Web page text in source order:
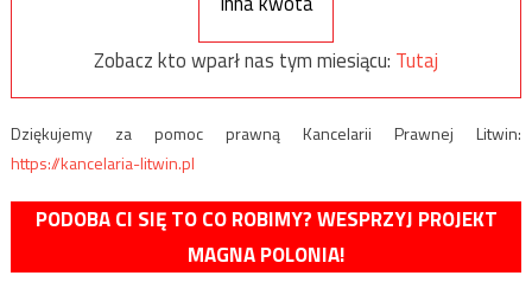
Zobacz kto wparł nas tym miesiącu: Tutaj
Dziękujemy za pomoc prawną Kancelarii Prawnej Litwin:
https://kancelaria-litwin.pl
PODOBA CI SIĘ TO CO ROBIMY? WESPRZYJ PROJEKT
MAGNA POLONIA!